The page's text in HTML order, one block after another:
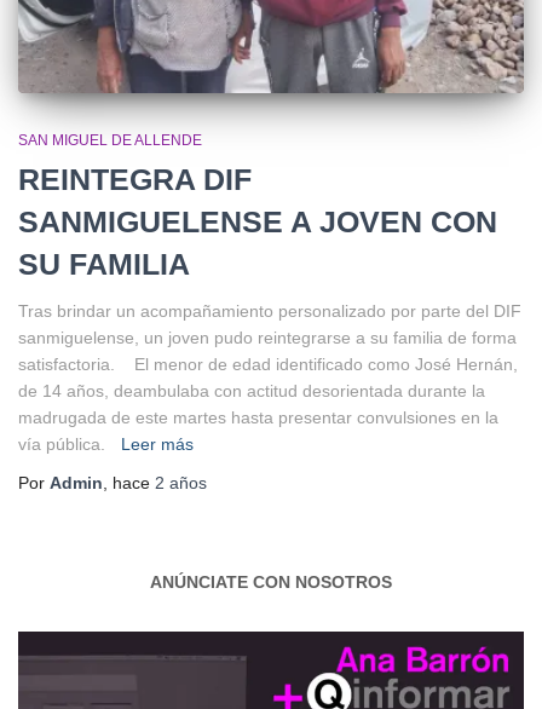
SAN MIGUEL DE ALLENDE
REINTEGRA DIF
SANMIGUELENSE A JOVEN CON
SU FAMILIA
Tras brindar un acompañamiento personalizado por parte del DIF
sanmiguelense, un joven pudo reintegrarse a su familia de forma
satisfactoria. El menor de edad identificado como José Hernán,
de 14 años, deambulaba con actitud desorientada durante la
madrugada de este martes hasta presentar convulsiones en la
vía pública.
Leer más
Por Admin , hace 2 años
ANÚNCIATE CON NOSOTROS